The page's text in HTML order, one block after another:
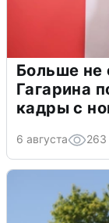
Больше не
Гагарина
кадры с
6 августа 263